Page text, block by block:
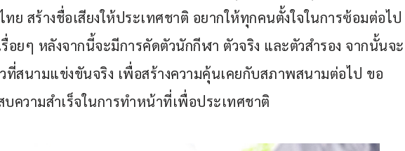
ย สร้างชื่อเสียงให้ประเทศชาติ อยากให้ทุกคนตั้งใจในการซ้อมต่อไป
อยๆ หลังจากนี้จะมีการคัดตัวนักกีฬา ตัวจริง และตัวสำรอง จากนั้นจะ
ที่สนามแข่งขันจริง เพื่อสร้างความคุ้นเคยกับสภาพสนามต่อไป ขอ
ความสำเร็จในการทำหน้าที่เพื่อประเทศชาติ